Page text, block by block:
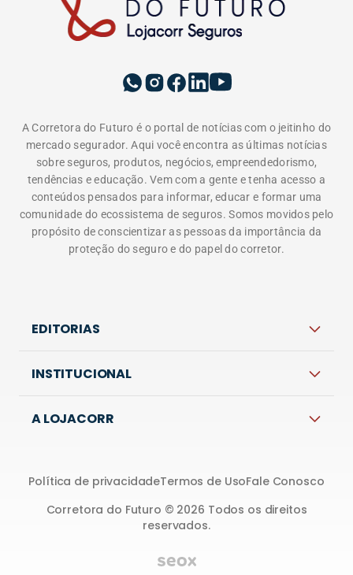
A Corretora do Futuro é o portal de notícias com o jeitinho do
mercado segurador. Aqui você encontra as últimas notícias
sobre seguros, produtos, negócios, empreendedorismo,
tendências e educação. Vem com a gente e tenha acesso a
conteúdos pensados para informar, educar e formar uma
comunidade do ecossistema de seguros. Somos movidos pelo
propósito de conscientizar as pessoas da importância da
proteção do seguro e do papel do corretor.
EDITORIAS
INSTITUCIONAL
A LOJACORR
Corretora do Futuro © 2026 Todos os direitos
reservados.
Política de privacidadeTermos de UsoFale Conosco